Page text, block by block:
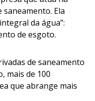
saneamento. Ela
da água”:
de esgoto.
de saneamento
mais de 100
que abrange mais